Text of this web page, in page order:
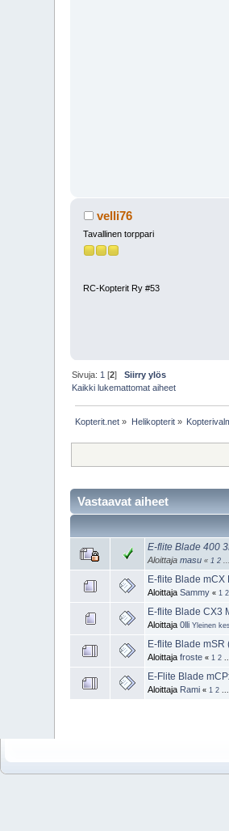
velli76
Tavallinen torppari
RC-Kopterit Ry #53
Sivuja: 1 [2]Siirry ylös
Kaikki lukemattomat aiheet
Kopterit.net » Helikopterit»
Vastaavat aiheet
E-flite Blade 400
Aloittajamasu «1 2
E-flite Blade mCX
AloittajaSammy «1 2
E-flite Blade CX3
Aloittaja0lli Yleinen
E-flite Blade mSR
Aloittajafroste «1 2
E-Flite Blade
Aloittaja Rami «1 2